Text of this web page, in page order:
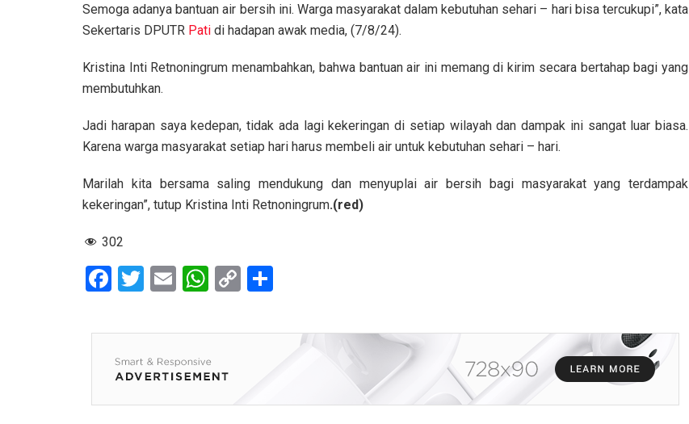
Semoga adanya bantuan air bersih ini. Warga masyarakat dalam kebutuhan sehari – hari bisa tercukupi”, kata
Sekertaris DPUTR Pati di hadapan awak media, (7/8/24).
Kristina Inti Retnoningrum menambahkan, bahwa bantuan air ini memang di kirim secara bertahap bagi yang
membutuhkan.
Jadi harapan saya kedepan, tidak ada lagi kekeringan di setiap wilayah dan dampak ini sangat luar biasa.
Karena warga masyarakat setiap hari harus membeli air untuk kebutuhan sehari – hari.
Marilah kita bersama saling mendukung dan menyuplai air bersih bagi masyarakat yang terdampak
kekeringan”, tutup Kristina Inti Retnoningrum.(red)
302
F
ce
b
o
o
T
tt
er
E
ail
W
at
s
A
p
C
py
k
ar